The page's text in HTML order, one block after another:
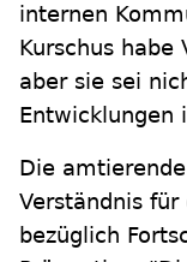
internen
Kurschus habe
aber sie sei
Entwicklungen
Die
Verständnis
bezüglich